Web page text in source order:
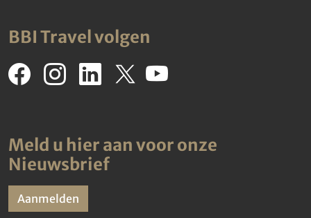
BBI Travel volgen
Meld u hier aan voor onze
Nieuwsbrief
Aanmelden